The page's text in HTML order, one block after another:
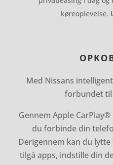
køreoplevelse.
Med Nissans
forbundet til
Gennem Apple
du forbinde din
Derigennem kan du lytte
tilgå apps, indstille din